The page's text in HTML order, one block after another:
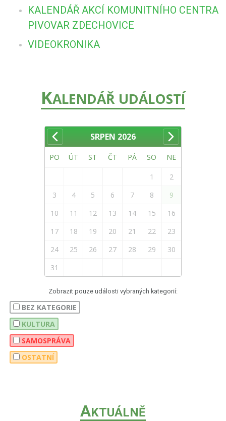
KALENDÁŘ AKCÍ KOMUNITNÍHO CENTRA
PIVOVAR ZDECHOVICE
VIDEOKRONIKA
KALENDÁŘ UDÁLOSTÍ
SRPEN 2026
PO ÚT ST ČT PÁ SO NE
1
2
3
4 5 6 7 8
9
10
11 12 13 14 15
16
17
18 19 20 21 22
23
24
25 26 27 28 29
30
31
Zobrazit pouze události vybraných kategorií:
BEZ KATEGORIE
KULTURA
SAMOSPRÁVA
OSTATNÍ
AKTUÁLNĚ